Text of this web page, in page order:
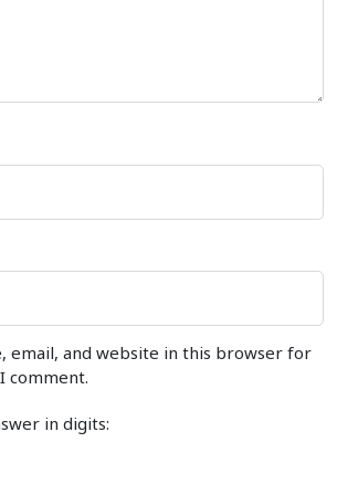
email, and website in this browser for
comment.
in digits: